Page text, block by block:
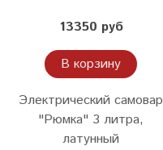
13350 руб
В корзину
Электрический самовар
"Рюмка" 3 литра,
латунный